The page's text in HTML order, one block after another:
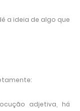
a ideia de algo que
adjetiva, há